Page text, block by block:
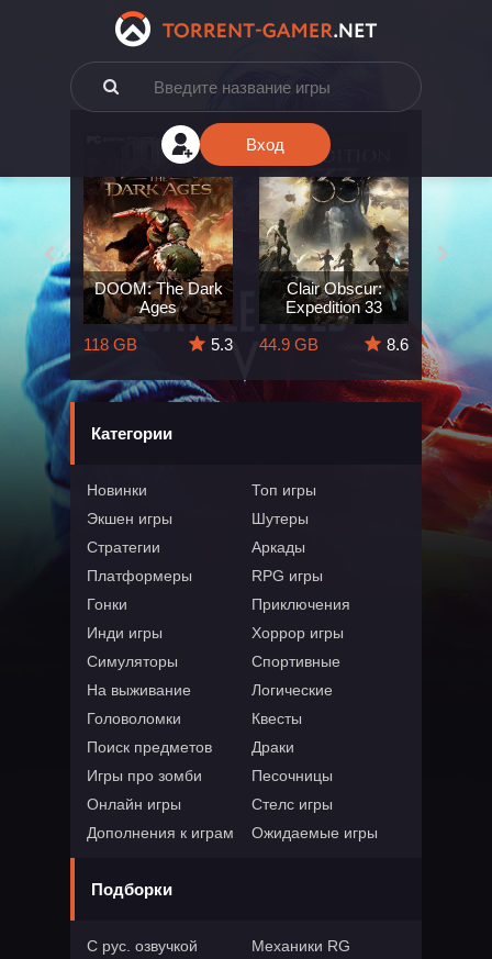
Вход
The
5.7
DOOM: The Dark
Ages
118 GB
5.3
Clair Obscur:
Expedition 33
44.9 GB
8.6
164 GB
Категории
Новинки
Топ игры
Экшен игры
Шутеры
Стратегии
Аркады
Платформеры
RPG игры
Гонки
Приключения
Инди игры
Хоррор игры
Симуляторы
Спортивные
На выживание
Логические
Головоломки
Квесты
Поиск предметов
Драки
Игры про зомби
Песочницы
Онлайн игры
Стелс игры
Дополнения к играм
Ожидаемые игры
Подборки
С рус. озвучкой
Механики RG